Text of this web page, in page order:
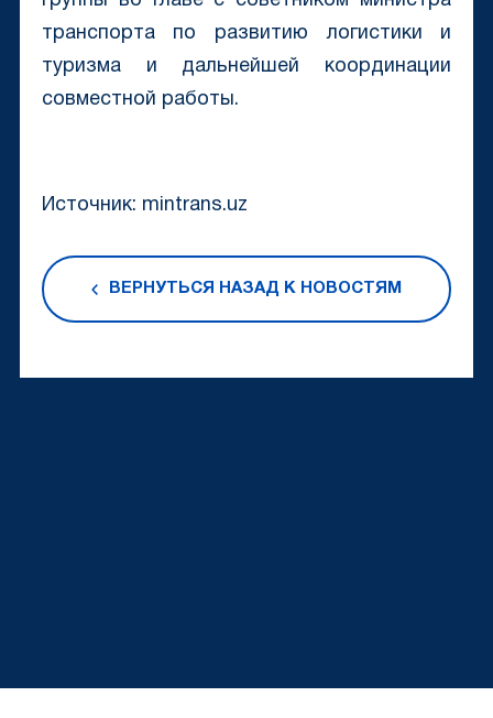
транспорта по развитию логистики и
туризма и дальнейшей координации
совместной работы.
Источник: mintrans.uz
ВЕРНУТЬСЯ НАЗАД К НОВОСТЯМ